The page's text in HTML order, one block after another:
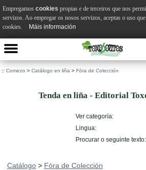
:: Comezo > Catálogo en liña > Fóra de Colección
Tenda en liña - Editorial
Ver categoría:
Lingua:
Procurar o seguinte texto:
Catálogo > Fóra de Colección
Empregamos cookies propias e de terceiros que nos
servizos. Ao empregar os nosos servizos, aceptas o uso
cookies.
Máis información